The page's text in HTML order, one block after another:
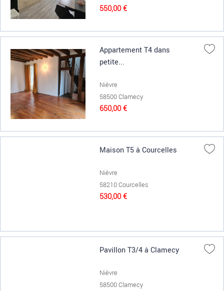
550,00 €
Appartement T4 dans
petite...
Nièvre
58500 Clamecy
650,00 €
Maison T5 à Courcelles
Nièvre
58210 Courcelles
530,00 €
Pavillon T3/4 à Clamecy
Nièvre
58500 Clamecy